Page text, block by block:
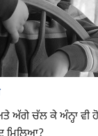
ਅੱਗੇ ਚੱਲ ਕੇ ਅੰਨ੍ਹਾ ਵੀ